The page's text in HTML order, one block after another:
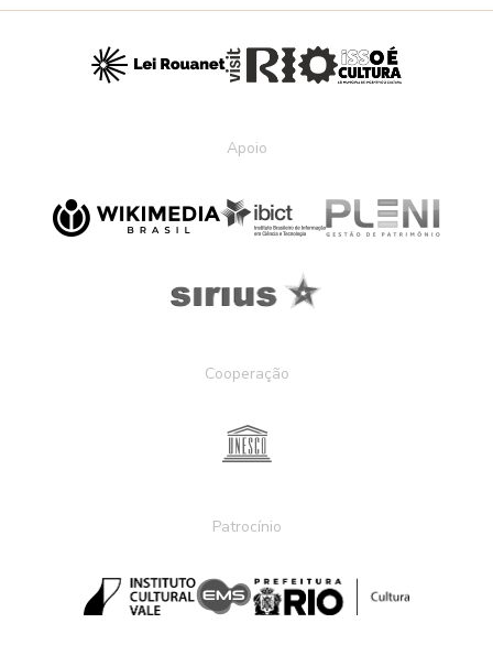
Apoio
Cooperação
Patrocínio